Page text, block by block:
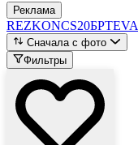
Реклама
REZKONCS20БРТEVA
Сначала с фото
Фильтры